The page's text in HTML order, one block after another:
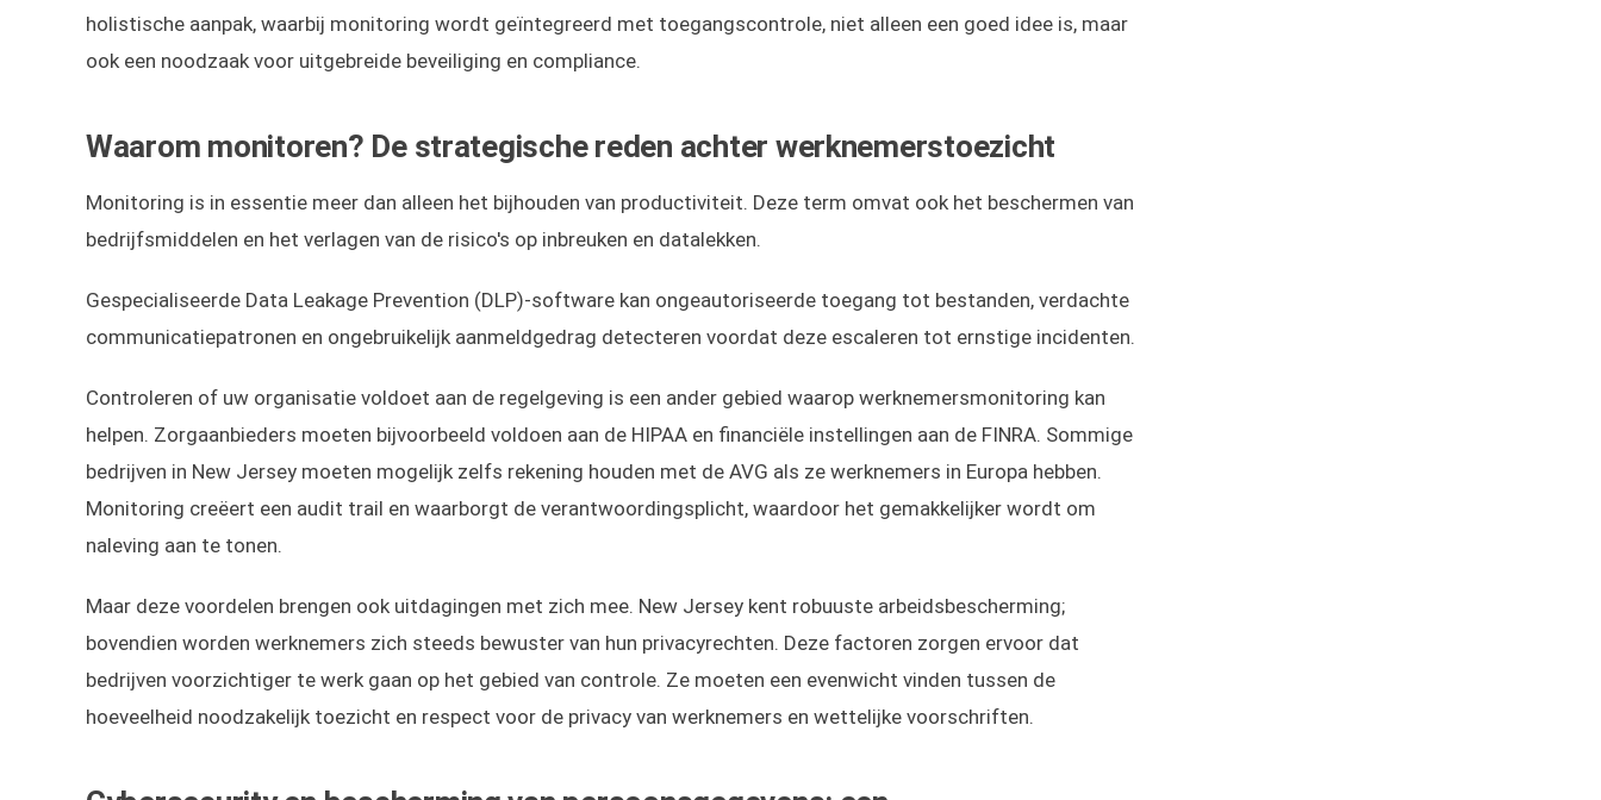
holistische aanpak, waarbij monitoring wordt geïntegreerd met toegangscontrole, niet alleen een goed idee is, maar
ook een noodzaak voor uitgebreide beveiliging en compliance.
Waarom monitoren? De strategische reden achter werknemerstoezicht
Monitoring is in essentie meer dan alleen het bijhouden van productiviteit. Deze term omvat ook het beschermen van
bedrijfsmiddelen en het verlagen van de risico's op inbreuken en datalekken.
Gespecialiseerde Data Leakage Prevention (DLP)-software kan ongeautoriseerde toegang tot bestanden, verdachte
communicatiepatronen en ongebruikelijk aanmeldgedrag detecteren voordat deze escaleren tot ernstige incidenten.
Controleren of uw organisatie voldoet aan de regelgeving is een ander gebied waarop werknemersmonitoring kan
helpen. Zorgaanbieders moeten bijvoorbeeld voldoen aan de HIPAA en financiële instellingen aan de FINRA. Sommige
bedrijven in New Jersey moeten mogelijk zelfs rekening houden met de AVG als ze werknemers in Europa hebben.
Monitoring creëert een audit trail en waarborgt de verantwoordingsplicht, waardoor het gemakkelijker wordt om
naleving aan te tonen.
Maar deze voordelen brengen ook uitdagingen met zich mee. New Jersey kent robuuste arbeidsbescherming;
bovendien worden werknemers zich steeds bewuster van hun privacyrechten. Deze factoren zorgen ervoor dat
bedrijven voorzichtiger te werk gaan op het gebied van controle. Ze moeten een evenwicht vinden tussen de
hoeveelheid noodzakelijk toezicht en respect voor de privacy van werknemers en wettelijke voorschriften.